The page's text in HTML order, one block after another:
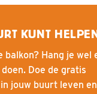
KUNT
Hang je wel
Doe de gratis
jouw buurt leven